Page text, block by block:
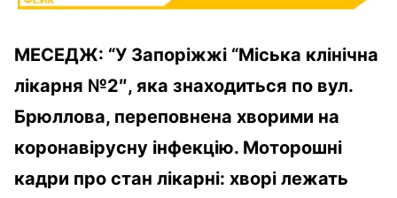
МЕСЕДЖ: “У Запоріжжі “Міська клінічна
лікарня №2″, яка знаходиться по вул.
Брюллова, переповнена хворими на
коронавірусну інфекцію. Моторошні
кадри про стан лікарні: хворі лежать